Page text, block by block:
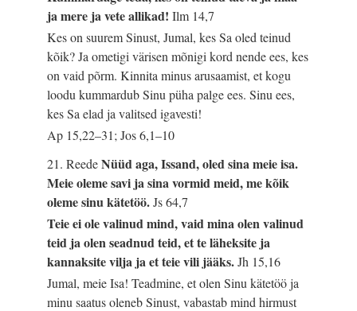
ja mere ja vete allikad!Ilm 14,7
Kes on suurem Sinust, Jumal, kes Sa oled teinud
kõik? Ja ometigi värisen mõnigi kord nende ees, kes
on vaid põrm. Kinnita minus arusaamist, et kogu
loodu kummardub Sinu püha palge ees. Sinu ees,
kes Sa elad ja valitsed igavesti!
Ap 15,22–31; Jos 6,1–10
21. ReedeNüüd aga, Issand, oled sina meie isa.
Meie oleme savi ja sina vormid meid, me kõik
oleme sinu kätetöö.Js 64,7
Teie ei ole valinud mind, vaid mina olen valinud
teid ja olen seadnud teid, et te läheksite ja
kannaksite vilja ja et teie vili jääks.Jh 15,16
Jumal, meie Isa! Teadmine, et olen Sinu kätetöö ja
minu saatus oleneb Sinust, vabastab mind hirmust